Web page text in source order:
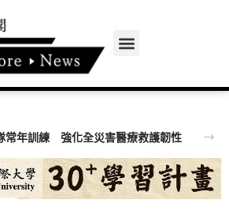
常年訓練 強化全災害醫療救護韌性